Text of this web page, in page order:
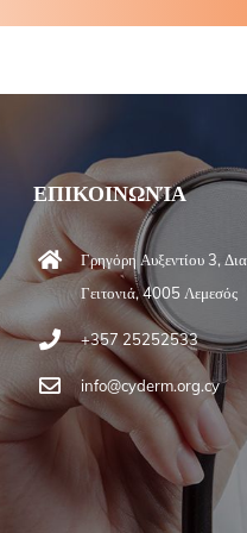
ΕΠΙΚΟΙΝΩΝΊΑ
Γρηγόρη Αυξεντίου 3,
Γειτονιά, 4005 Λεμεσός
+357 25252533
info@cyderm.org.cy